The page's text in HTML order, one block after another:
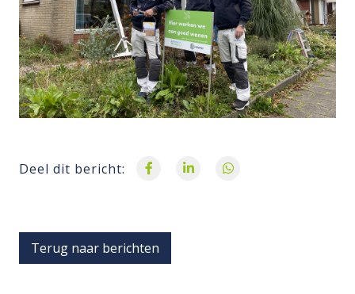
Deel dit bericht:
Terug naar berichten